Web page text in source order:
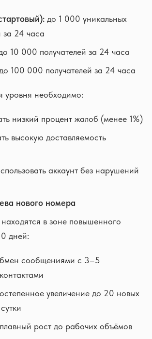
до 1 000 уникальных
за 24 часа
10 000 получателей за 24 часа
100 000 получателей за 24 часа
уровня необходимо:
низкий процент жалоб (менее 1%)
высокую доставляемость
аккаунт без нарушений
нового номера
в зоне повышенного
дней:
сообщениями с 3–5
увеличение до 20 новых
плавный рост до рабочих объёмов